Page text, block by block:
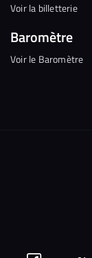
Voir la billetterie
Baromètre
Voir le Baromètre